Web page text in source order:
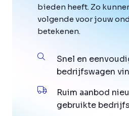
bieden heeft. Zo
volgende voor jouw
betekenen.
Snel en
bedrijfswagen
Ruim aanbod
gebruikte